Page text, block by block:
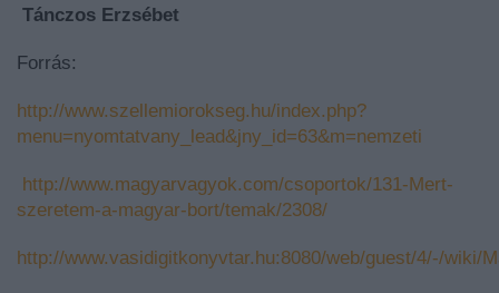
Tánczos Erzsébet
Forrás:
http://www.szellemiorokseg.hu/index.php?
menu=nyomtatvany_lead&jny_id=63&m=nemzeti
http://www.magyarvagyok.com/csoportok/131-Mert-
szeretem-a-magyar-bort/temak/2308/
http://www.vasidigitkonyvtar.hu:8080/web/guest/4/-/wiki/